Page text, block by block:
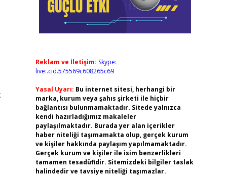
Reklam ve İletişim: Skype:
live:.cid.575569c608265c69
Yasal Uyarı: Bu internet sitesi, herhangi bir
marka, kurum veya şahıs şirketi ile hiçbir
bağlantısı bulunmamaktadır. Sitede yalnızca
kendi hazırladığımız makaleler
paylaşılmaktadır. Burada yer alan içerikler
haber niteliği taşımamakta olup, gerçek kurum
ve kişiler hakkında paylaşım yapılmamaktadır.
Gerçek kurum ve kişiler ile isim benzerlikleri
tamamen tesadüfidir. Sitemizdeki bilgiler taslak
halindedir ve tavsiye niteliği taşımazlar.